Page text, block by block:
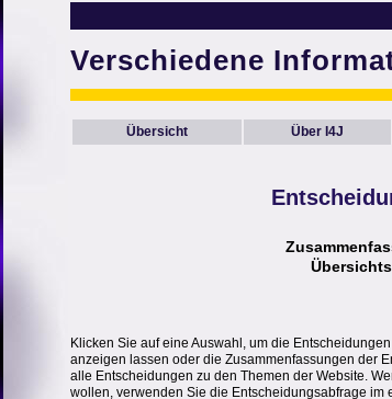
Verschiedene
Übersicht Über I4J
Klicken Sie auf eine Auswahl, um die
anzeigen lassen oder die Zusammenfassungen der
alle Entscheidungen zu den Themen der Website.
wollen, verwenden Sie die Entscheidungsabfrage im